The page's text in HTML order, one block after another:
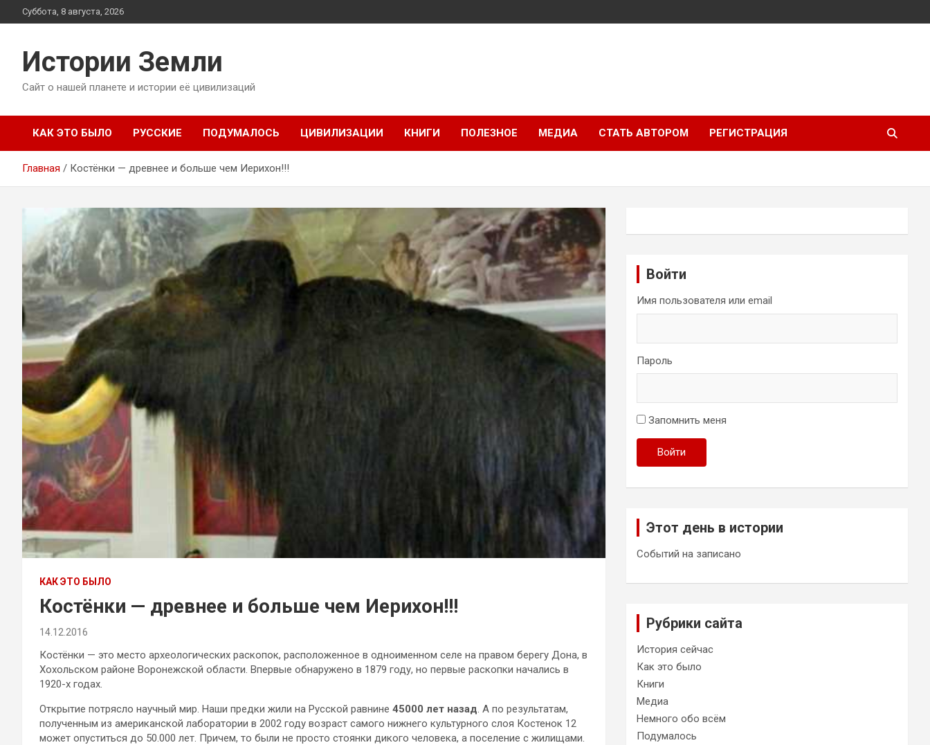
Перейти
к
Суббота, 8 августа, 2026
Истории Земли
Сайт о нашей планете и истории её цивилизаций
КАК ЭТО БЫЛО РУССКИЕ ПОДУМАЛОСЬ ЦИВИЛИЗАЦИИ КНИГИ ПОЛЕЗНОЕ МЕДИА СТАТЬ АВТОРОМ РЕГИСТРАЦИЯ
Главная Костёнки — древнее и больше чем Иерихон!!!
КАК ЭТО БЫЛО
Костёнки — древнее и больше чем Иерихон!!!
14.12.2016
Костёнки — это место археологических раскопок, расположенное в одноименном селе на правом берегу Дона, в
Хохольском районе Воронежской области. Впервые обнаружено в 1879 году, но первые раскопки начались в
1920-х годах.
Открытие потрясло научный мир. Наши предки жили на Русской равнине 45000 лет назад. А по результатам,
полученным из американской лаборатории в 2002 году возраст самого нижнего культурного слоя Костенок 12
может опуститься до 50.000 лет. Причем, то были не просто стоянки дикого человека, а поселение с жилищами.
Войти
Имя пользователя или email
Пароль
Запомнить меня
Войти
Этот день в истории
Событий на записано
Рубрики сайта
История сейчас
Как это было
Книги
Медиа
Немного обо всём
Подумалось